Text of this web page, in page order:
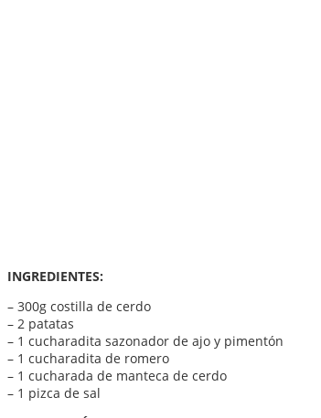
INGREDIENTES:
– 300g costilla de cerdo
– 2 patatas
– 1 cucharadita sazonador de ajo y pimentón
– 1 cucharadita de romero
– 1 cucharada de manteca de cerdo
– 1 pizca de sal